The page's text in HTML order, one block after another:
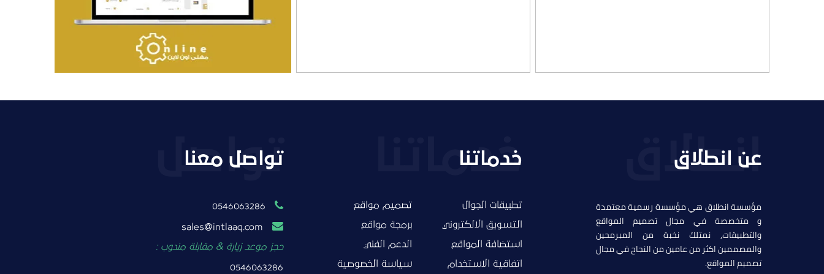
التفاصيل
عن انطلاق
مؤسسة انطلاق هي مؤسسة رسمية معتمدة
و متخصصة في مجال تصميم المواقع
والتطبيقات, نمتلك نخبة من المبرمحين
والمصممين اكثر من عامين من النجاح في مجال
تصميم المواقع.
خدماتنا
تطبيقات الجوال تصميم مواقع
التسويق الالكتروني برمجة مواقع
استضافة المواقع الدعم الفني
اتفاقية الاستخدام سياسة الخصوصية
تواصل معنا
0546063286
intlaaq.com
حجز موعد زيارة & مقابلة مندوب :
0546063286